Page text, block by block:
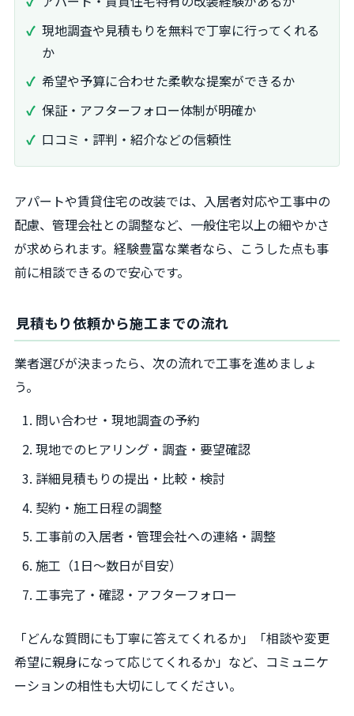
現地調査や見積もりを無料で丁寧に行ってくれる
か
希望や予算に合わせた柔軟な提案ができるか
保証・アフターフォロー体制が明確か
口コミ・評判・紹介などの信頼性
アパートや賃貸住宅の改装では、入居者対応や工事中の
配慮、管理会社との調整など、一般住宅以上の細やかさ
が求められます。経験豊富な業者なら、こうした点も事
前に相談できるので安心です。
見積もり依頼から施工までの流れ
業者選びが決まったら、次の流れで工事を進めましょ
う。
問い合わせ・現地調査の予約
現地でのヒアリング・調査・要望確認
詳細見積もりの提出・比較・検討
契約・施工日程の調整
工事前の入居者・管理会社への連絡・調整
施工（1日～数日が目安）
工事完了・確認・アフターフォロー
「どんな質問にも丁寧に答えてくれるか」「相談や変更
希望に親身になって応じてくれるか」など、コミュニケ
ーションの相性も大切にしてください。